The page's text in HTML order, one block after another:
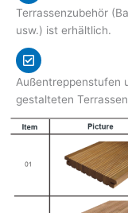
Terrassenzubehör
usw.) ist erhältlich.
Außentreppenstufen
gestalteten